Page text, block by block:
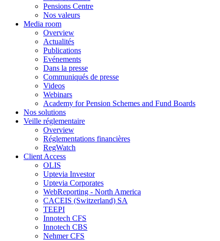
Pensions Centre
Nos valeurs
Media room
Overview
Actualités
Publications
Evénements
Dans la presse
Communiqués de presse
Videos
Webinars
Academy for Pension Schemes and Fund Boards
Nos solutions
Veille réglementaire
Overview
Réglementations financières
RegWatch
Client Access
OLIS
Uptevia Investor
Uptevia Corporates
WebReporting - North America
CACEIS (Switzerland) SA
TEEPI
Innotech CFS
Innotech CBS
Nehmer CFS